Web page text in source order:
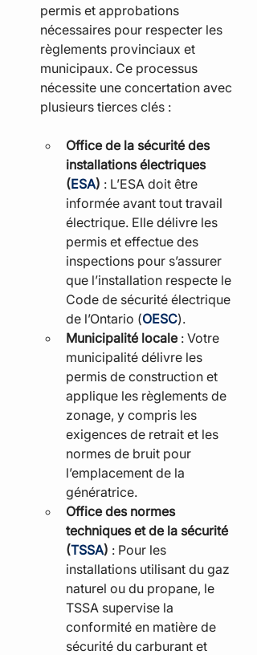
permis et approbations
nécessaires pour respecter les
règlements provinciaux et
municipaux. Ce processus
nécessite une concertation avec
plusieurs tierces clés :
Office de la sécurité des
installations électriques
(ESA) : L’ESA doit être
informée avant tout travail
électrique. Elle délivre les
permis et effectue des
inspections pour s’assurer
que l’installation respecte le
Code de sécurité électrique
de l’Ontario (OESC).
Municipalité locale : Votre
municipalité délivre les
permis de construction et
applique les règlements de
zonage, y compris les
exigences de retrait et les
normes de bruit pour
l’emplacement de la
génératrice.
Office des normes
techniques et de la sécurité
(TSSA) : Pour les
installations utilisant du gaz
naturel ou du propane, le
TSSA supervise la
conformité en matière de
sécurité du carburant et